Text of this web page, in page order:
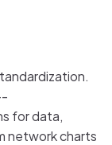
for data,
network charts